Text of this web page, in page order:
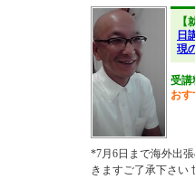
【
日
現
受講
おす
*7月6日まで海外出
きますご了承下さい